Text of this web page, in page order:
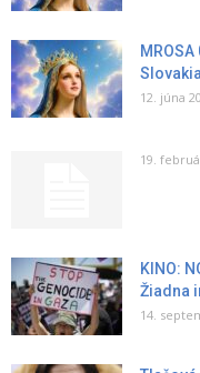
Slovakia
12. júna
19.
KINO:
Žiadna
14.